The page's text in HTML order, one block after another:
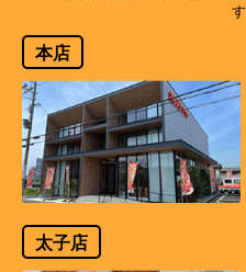
す
本店
太子店